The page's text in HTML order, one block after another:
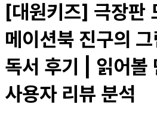
[대원키즈] 극장판
메이션북 진구의
독서 후기 | 읽어볼
사용자 리뷰 분석